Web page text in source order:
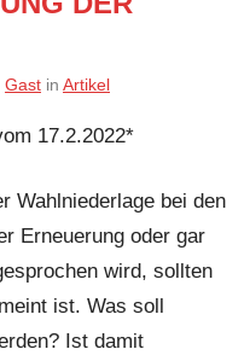
Gast in Artikel
17.2.2022*
Wahlniederlage bei den
Erneuerung oder gar
wird, sollten
ist. Was soll
Ist damit